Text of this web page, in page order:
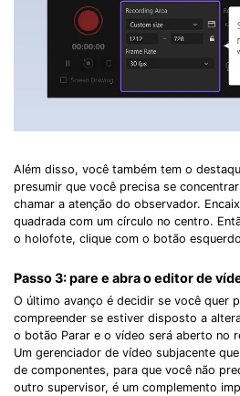
Além disso, você também tem o
presumir que você precisa se
chamar a atenção do observador.
quadrada com um círculo no centro.
o holofote, clique com o botão
Passo 3: pare e abra o editor de
O último avanço é decidir se você quer
compreender se estiver disposto a
o botão Parar e o vídeo será aberto no
Um gerenciador de vídeo subjacente
de componentes, para que você não
outro supervisor, é um complemento